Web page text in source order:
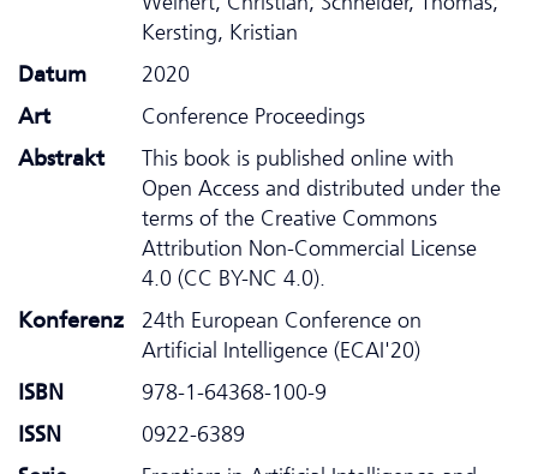
Kersting, Kristian
Datum
2020
Art
Conference Proceedings
Abstrakt
This book is published online with
Open Access and distributed under the
terms of the Creative Commons
Attribution Non-Commercial License
4.0 (CC BY-NC 4.0).
Konferenz
24th European Conference on
Artificial Intelligence (ECAI'20)
ISBN
978-1-64368-100-9
ISSN
0922-6389